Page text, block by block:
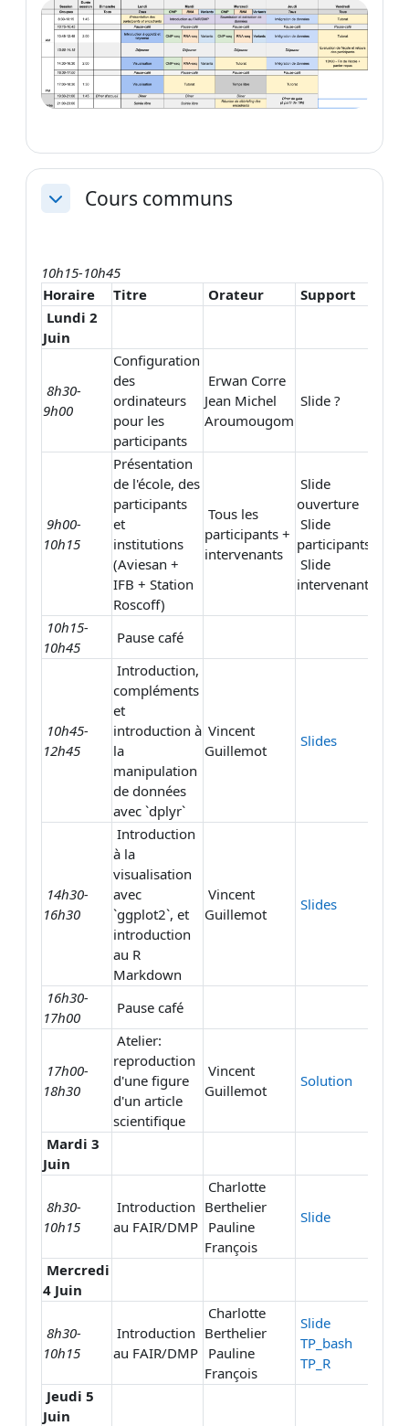
ReplierCours communs
10h15-10h45
Horaire
Titre Orateur
Support
Lundi 2
Juin
8h30-
9h00
Configuration
des
ordinateurs
pour les
participants
Erwan Corre
Jean Michel
Aroumougom
Slide ?
9h00-
10h15
Présentation
de l'école, des
participants
et
institutions
(Aviesan +
IFB + Station
Roscoff)
Tous les
participants +
intervenants
Slide
ouverture
Slide
participants
Slide
intervenants
10h15-
10h45
Pause café
10h45-
12h45
Introduction,
compléments
et
introduction à
la
manipulation
de données
avec `dplyr`
Vincent
Guillemot
Slides
14h30-
16h30
Introduction
à la
visualisation
avec
`ggplot2`, et
introduction
au R
Markdown
Vincent
Guillemot
Slides
16h30-
17h00
Pause café
17h00-
18h30
Atelier:
reproduction
d'une figure
d'un article
scientifique
Vincent
Guillemot
Solution
Mardi 3
Juin
8h30-
10h15
Introduction
au FAIR/DMP
Charlotte
Berthelier
Pauline
François
Slide
Mercredi
4 Juin
8h30-
10h15
Introduction
au FAIR/DMP
Charlotte
Berthelier
Pauline
François
Slide
TP_bash
TP_R
Jeudi 5
Juin